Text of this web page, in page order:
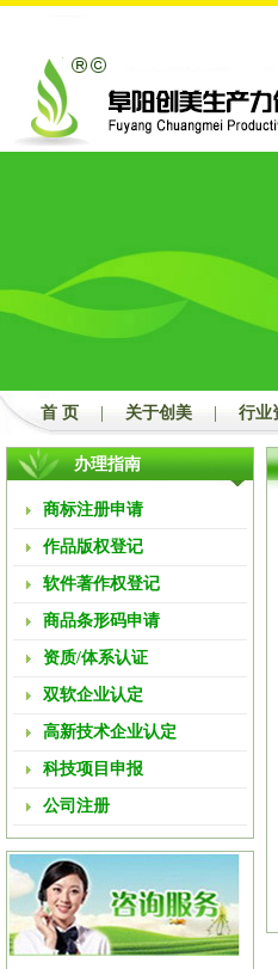
首 页 关于创美 行业
办理指南
商标注册申请
作品版权登记
软件著作权登记
商品条形码申请
资质/体系认证
双软企业认定
高新技术企业认定
科技项目申报
公司注册